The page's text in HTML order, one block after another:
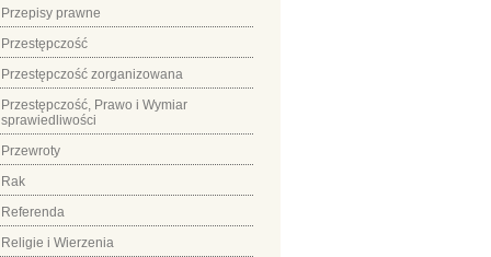
Przepisy prawne
Przestępczość
Przestępczość zorganizowana
Przestępczość, Prawo i Wymiar
sprawiedliwości
Przewroty
Rak
Referenda
Religie i Wierzenia